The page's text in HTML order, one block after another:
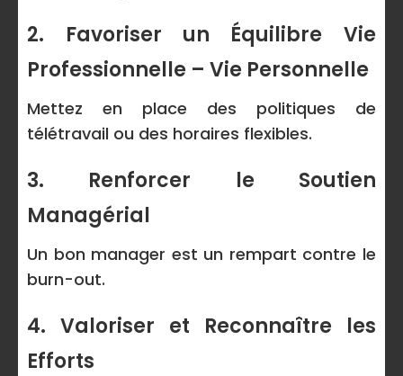
2. Favoriser un Équilibre Vie
Professionnelle – Vie Personnelle
Mettez en place des politiques de
télétravail ou des horaires flexibles.
3. Renforcer le Soutien
Managérial
Un bon manager est un rempart contre le
burn-out.
4. Valoriser et Reconnaître les
Efforts